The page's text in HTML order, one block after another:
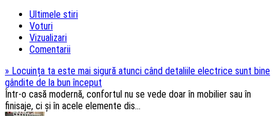
Ultimele stiri
Voturi
Vizualizari
Comentarii
» Locuința ta este mai sigură atunci când detaliile electrice sunt bine
gândite de la bun început
Într-o casă modernă, confortul nu se vede doar în mobilier sau în
finisaje, ci și în acele elemente dis...